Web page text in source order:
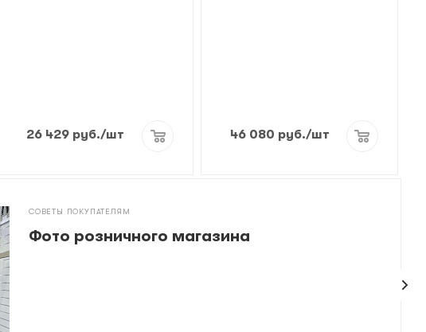
26 429 руб./шт 46 080 руб./шт
СОВЕТЫ ПОКУПАТЕЛЯМ
Фото розничного магазина